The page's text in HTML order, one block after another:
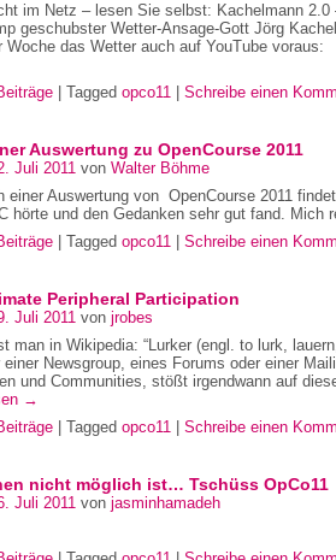
im Netz – lesen Sie selbst: Kachelmann 2.0
geschubster Wetter-Ansage-Gott Jörg
Woche das Wetter auch auf YouTube
| Tagged opco11 Schreibe einen
Auswertung zu OpenCourse 2011
Juli 2011 von Walter Böhme
einer Auswertung von OpenCourse 2011
hörte und den Gedanken sehr gut fand.
| Tagged opco11 Schreibe einen
Peripheral Participation
Juli 2011 von jrobes
man in Wikipedia: “Lurker (engl. to lurk,
einer Newsgroup, eines Forums oder einer
und Communities, stößt irgendwann auf
→
| Tagged opco11 Schreibe einen
nicht möglich ist… Tschüss OpCo11
Juli 2011 von jasminhamadeh